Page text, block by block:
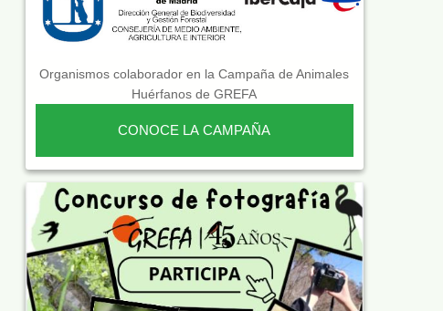
Organismos colaborador en la Campaña de Animales
Huérfanos de GREFA
CONOCE LA CAMPAÑA